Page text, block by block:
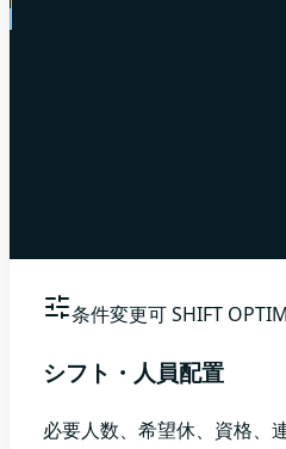
条件変更可SHIFT
シフト・人員配置
必要人数、希望休、資格、